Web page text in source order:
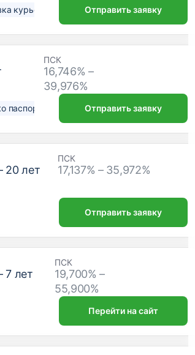
курьером Отправить заявку
ПСК
16,746% –
39,976%
паспорт Отправить заявку
20лет
ПСК
17,137% – 35,972%
Отправить заявку
7лет
ПСК
19,700% –
55,900%
Перейти на сайт